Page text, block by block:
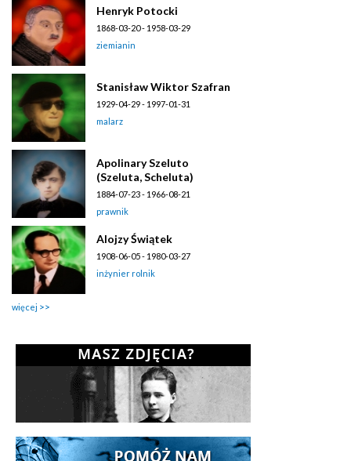
Henryk Potocki
1868-03-20 - 1958-03-29
ziemianin
Stanisław Wiktor Szafran
1929-04-29 - 1997-01-31
malarz
Apolinary Szeluto
(Szeluta, Scheluta)
1884-07-23 - 1966-08-21
prawnik
Alojzy Świątek
1908-06-05 - 1980-03-27
inżynier rolnik
więcej